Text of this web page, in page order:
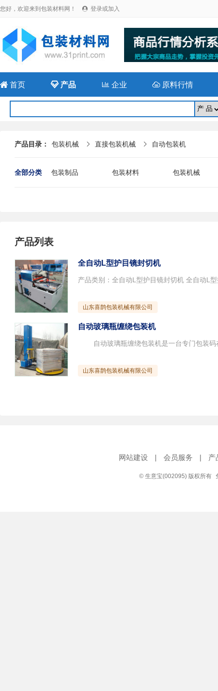
您好，欢迎来到包装材料网！  登录或加入
 首页 产品 企业 原料行情
产品目录： 包装机械  直接包装机械  自动包装机
全部分类 包装制品 包装材料 包装机械
产品列表
全自动L型护目镜封切机
山东喜鹊包装机械有限公司
自动玻璃瓶缠绕包装机
山东喜鹊包装机械有限公司
网站建设 | 会员服务 | 产
© 生意宝(002095) 版权所有